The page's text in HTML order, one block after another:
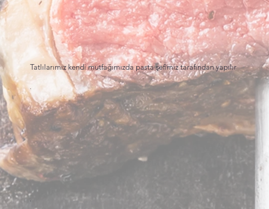
Tatlılarımız kendi mutfağımızda pasta şefimiz tarafından yapılır